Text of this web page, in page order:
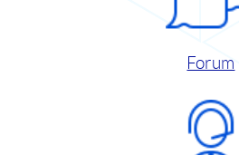
Forum